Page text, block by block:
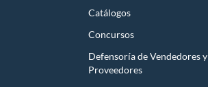
Catálogos
Concursos
Defensoría de Vendedores y
Proveedores